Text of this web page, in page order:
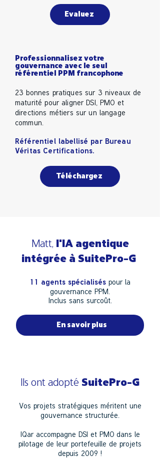
Evaluez
Professionnalisez votre
gouvernance avec le seul
référentiel PPM francophone
23 bonnes pratiques sur 3 niveaux de
maturité pour aligner DSI, PMO et
directions métiers sur un langage
commun.
Référentiel labellisé par Bureau
Véritas Certifications.
Téléchargez
Matt,
l'IA agentique
intégrée à SuitePro-G
11 agents spécialisés pour la
gouvernance PPM.
Inclus sans surcoût.
En savoir plus
Ils ont adopté SuitePro-G
Vos projets stratégiques méritent une
gouvernance structurée.
IQar accompagne DSI et PMO dans le
pilotage de leur portefeuille de projets
depuis 2009 !